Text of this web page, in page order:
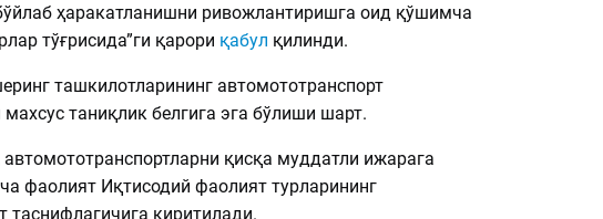
ҳаракатланишни ривожлантиришга оид қўшимча
тўғрисида”ги қарори қабул қилинди.
ташкилотларининг автомототранспорт
махсус таниқлик белгига эга бўлиши шарт.
қисқа муддатли ижарага
фаолият Иқтисодий фаолият турларининг
таснифлагичига киритилади.